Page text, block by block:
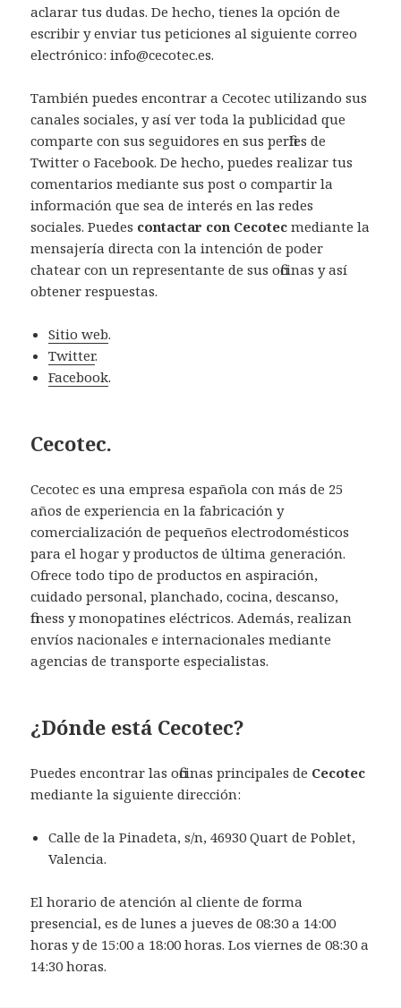
aclarar tus dudas. De hecho, tienes la opción de
escribir y enviar tus peticiones al siguiente correo
electrónico: info@cecotec.es.
También puedes encontrar a Cecotec utilizando sus
canales sociales, y así ver toda la publicidad que
comparte con sus seguidores en sus perfiles de
Twitter o Facebook. De hecho, puedes realizar tus
comentarios mediante sus post o compartir la
información que sea de interés en las redes
sociales. Puedes contactar con Cecotec mediante la
mensajería directa con la intención de poder
chatear con un representante de sus oficinas y así
obtener respuestas.
Sitio web.
Twitter.
Facebook.
Cecotec.
Cecotec es una empresa española con más de 25
años de experiencia en la fabricación y
comercialización de pequeños electrodomésticos
para el hogar y productos de última generación.
Ofrece todo tipo de productos en aspiración,
cuidado personal, planchado, cocina, descanso,
fitness y monopatines eléctricos. Además, realizan
envíos nacionales e internacionales mediante
agencias de transporte especialistas.
¿Dónde está Cecotec?
Puedes encontrar las oficinas principales de Cecotec
mediante la siguiente dirección:
Calle de la Pinadeta, s/n, 46930 Quart de Poblet,
Valencia.
El horario de atención al cliente de forma
presencial, es de lunes a jueves de 08:30 a 14:00
horas y de 15:00 a 18:00 horas. Los viernes de 08:30 a
14:30 horas.